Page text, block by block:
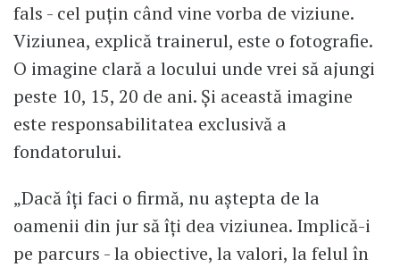
fals - cel puțin când vine vorba de viziune.
Viziunea, explică trainerul, este o fotografie.
O imagine clară a locului unde vrei să ajungi
peste 10, 15, 20 de ani. Și această imagine
este responsabilitatea exclusivă a
fondatorului.
„Dacă îți faci o firmă, nu aștepta de la
oamenii din jur să îți dea viziunea. Implică-i
pe parcurs - la obiective, la valori, la felul în